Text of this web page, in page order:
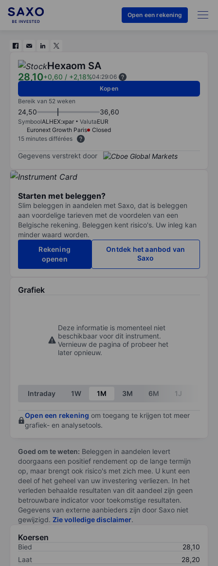
Open een rekening
Hexaom SA
28,10+0,60 / +2,18%04:29:06
Kopen
Bereik van 52 weken
24,50 36,60
SymboolALHEX:xpar ValutaEUR
Euronext Growth Paris
Closed
15 minutes différées
Gegevens verstrekt door
Starten met beleggen?
Slim beleggen in aandelen met Saxo, dat is beleggen
aan voordelige tarieven met de voordelen van een
Belgische rekening. Beleggen kent risico's. Uw inleg kan
minder waard worden.
Rekening
openen
Ontdek het aanbod van
Saxo
Grafiek
Deze informatie is momenteel niet
beschikbaar voor dit instrument.
Vernieuw de pagina of probeer het
later opnieuw.
Intraday 1W 1M 3M 6M 1J
Open een rekening om toegang te krijgen tot meer
grafiek- en analysetools.
Goed om te weten: Beleggen in aandelen levert
doorgaans een positief rendement op de lange termijn
op, maar brengt ook risico's met zich mee. U kunt een
deel of het geheel van uw investering verliezen. In het
verleden behaalde resultaten van dit aandeel zijn geen
betrouwbare indicator voor toekomstige resultaten.
Gegevens van externe aanbieders zijn door Saxo niet
gewijzigd. Zie volledige disclaimer.
Koersen
Bied
28,10
Laat
28,20